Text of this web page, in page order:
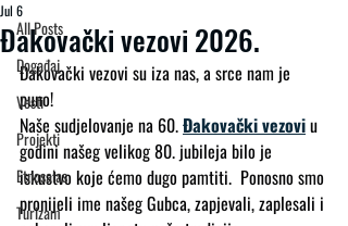
All Posts
Događaj
Vesti
Projekti
Etnosalas
Turizam
Đakovački vezovi 2026.
Jul 6
Đakovački vezovi su iza nas, a srce nam je
puno!
Naše sudjelovanje na 60. Đakovački vezovi u
godini našeg velikog 80. jubileja bilo je
iskustvo koje ćemo dugo pamtiti.  Ponosno smo
pronijeli ime našeg Gubca, zapjevali, zaplesali i